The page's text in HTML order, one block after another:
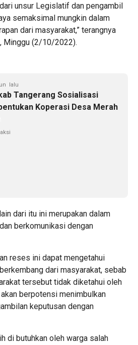
unsur Legislatif dan pengambil
semaksimal mungkin dalam
dari masyarakat,” terangnya
Minggu (2/10/2022).
lalu
Tangerang Sosialisasi
Koperasi Desa Merah
dari itu ini merupakan dalam
berkomunikasi dengan
reses ini dapat mengetahui
dari masyarakat, sebab
tersebut tidak diketahui oleh
berpotensi menimbulkan
keputusan dengan
di butuhkan oleh warga salah